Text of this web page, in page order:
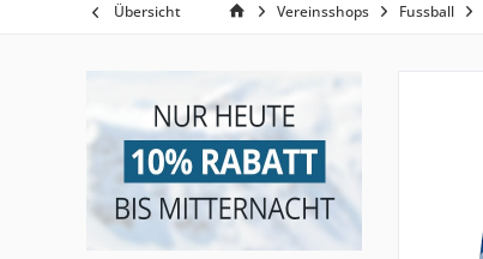
Übersicht Vereinsshops Fussball